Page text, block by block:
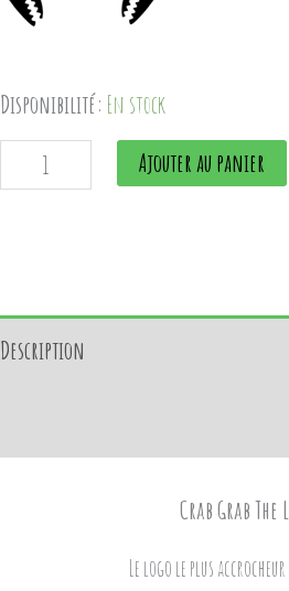
Disponibilité: En stock
Ajouter au panier
Description
Crab Grab The
Le logo le plus